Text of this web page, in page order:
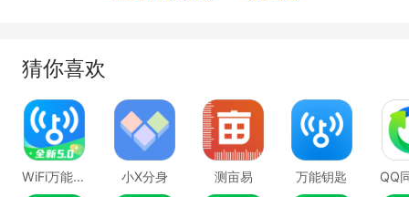
猜你喜欢
WiFi万能钥匙
小X分身
测亩易
万能钥匙